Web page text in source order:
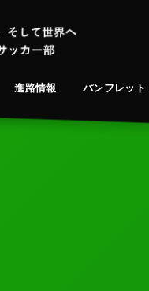
進路情報 パンフレット